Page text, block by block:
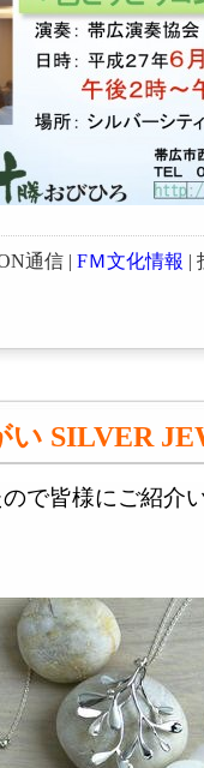
通信 | FＭ文化情報 |
SILVER
で皆様にご紹介